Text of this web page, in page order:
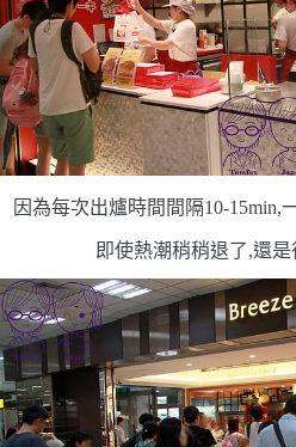
因為每次出爐時間間隔10-15min,
即使熱潮稍稍退了,還